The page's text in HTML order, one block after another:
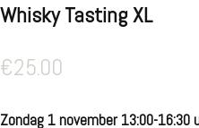
Whisky Tasting XL
€25.00
Zondag 1 november 13:00-16:30